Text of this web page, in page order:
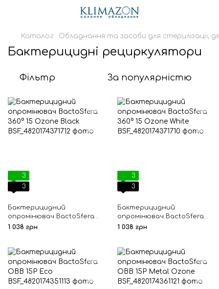
Каталог Обладнання та засоби для стерилізації,
Бактерицидні рециркулятори
Фільтр За популярністю
3
3
Бактерицидний
опромінювач BactoSfera
360° 15 Ozone Black
1 038 грн
3
3
Бактерицидний
опромінювач BactoSfera
360° 15 Ozone White
1 038 грн